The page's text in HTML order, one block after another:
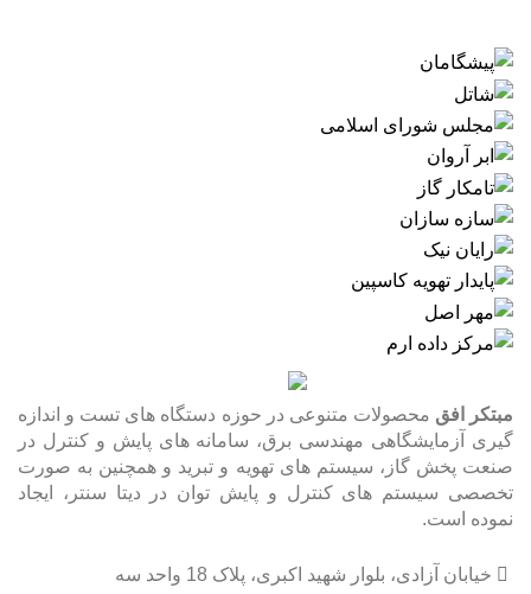
مبتکر افق محصولات متنوعی در حوزه دستگاه های تست و اندازه
گیری آزمایشگاهی مهندسی برق، سامانه های پایش و کنترل در
صنعت پخش گاز، سیستم های تهویه و تبرید و همچنین به صورت
تخصصی سیستم های کنترل و پایش توان در دیتا سنتر، ایجاد
نموده است.
خیابان آزادی، بلوار شهید اکبری، پلاک 18 واحد سه